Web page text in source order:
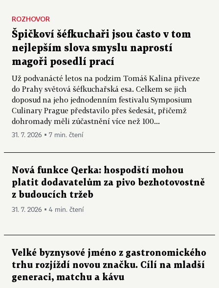
Špičkoví šéfkuchaři jsou často v tom
nejlepším slova smyslu naprostí
magoři posedlí prací
Už podvanácté letos na podzim Tomáš Kalina přiveze
do Prahy světová šéfkuchařská esa. Celkem se jich
doposud na jeho jednodenním festivalu Symposium
Culinary Prague představilo přes šedesát, přičemž
dohromady měli zúčastnění více než 100...
ROZHOVOR
31. 7. 2026 ▪ 7 min. čtení
Nová funkce Qerka: hospodští mohou
platit dodavatelům za pivo bezhotovostně
z budoucích tržeb
31. 7. 2026 ▪ 4 min. čtení
Velké byznysové jméno z gastronomického
trhu rozjíždí novou značku. Cílí na mladší
generaci, matchu a kávu